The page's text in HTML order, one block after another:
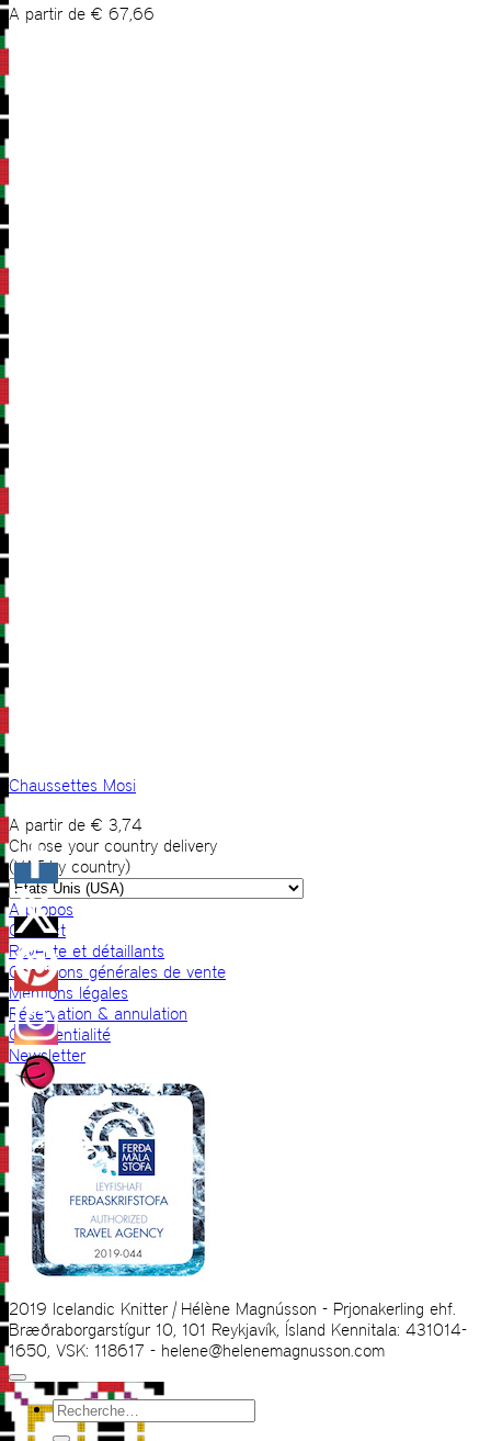
A partir de € 67,66
Chaussettes Mosi
A partir de € 3,74
Choose your country delivery
(VAT by country)
A propos
Contact
Revente et détaillants
Conditions générales de vente
Mentions légales
Réservation & annulation
Confidentialité
Newsletter
2019 Icelandic Knitter | Hélène Magnússon - Prjonakerling ehf.
Bræðraborgarstígur 10, 101 Reykjavík, Ísland Kennitala: 431014-
1650, VSK: 118617 - helene@helenemagnusson.com
Recherche
pour :